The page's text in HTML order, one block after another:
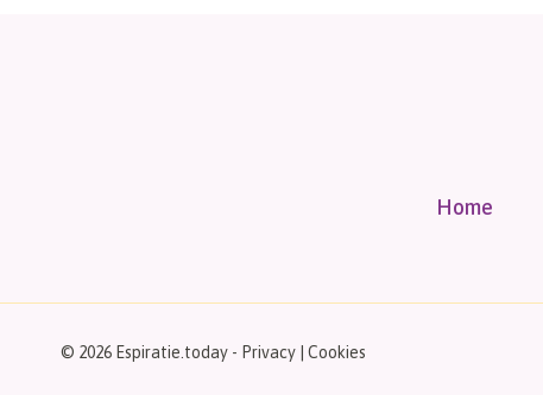
Home
© 2026 Espiratie.today - Privacy Cookies